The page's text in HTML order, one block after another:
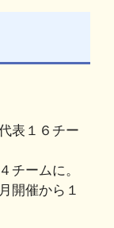
表１６チー
チームに。
開催から１